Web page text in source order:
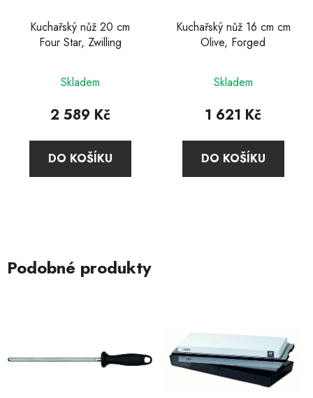
Kuchařský nůž 20 cm
Four Star, Zwilling
hodnocení
produktu
5,0
z
Skladem
2 589 Kč
DO KOŠÍKU
Kuchařský nůž 16 cm cm
Olive, Forged
Skladem
1 621 Kč
DO KOŠÍKU
Podobné produkty